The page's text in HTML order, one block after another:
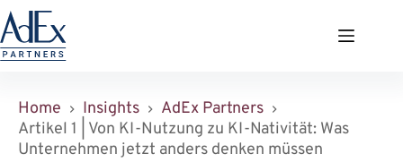
Zum
Inhalt
springen
Home Insights
AdEx Partners
Artikel 1 | Von KI-Nutzung zu KI-Nativität: Was
Unternehmen jetzt anders denken müssen